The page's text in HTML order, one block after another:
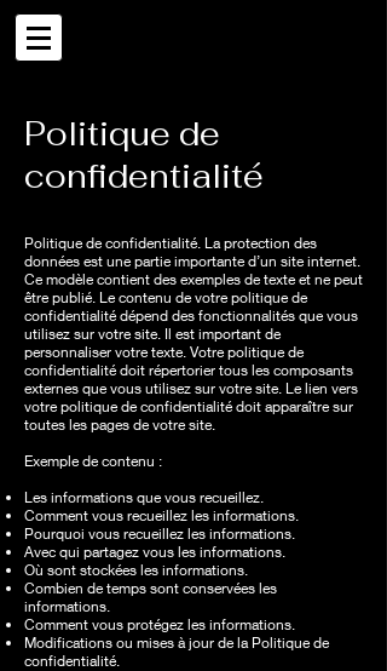
Politique de
confidentialité
Politique de confidentialité. La protection des
données est une partie importante d’un site internet.
Ce modèle contient des exemples de texte et ne peut
être publié. Le contenu de votre politique de
confidentialité dépend des fonctionnalités que vous
utilisez sur votre site. Il est important de
personnaliser votre texte. Votre politique de
confidentialité doit répertorier tous les composants
externes que vous utilisez sur votre site. Le lien vers
votre politique de confidentialité doit apparaître sur
toutes les pages de votre site.
Exemple de contenu :
Les informations que vous recueillez.
Comment vous recueillez les informations.
Pourquoi vous recueillez les informations.
Avec qui partagez vous les informations.
Où sont stockées les informations.
Combien de temps sont conservées les
informations.
Comment vous protégez les informations.
Modifications ou mises à jour de la Politique de
confidentialité.